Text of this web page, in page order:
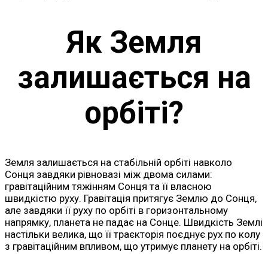
Як Земля
залишається на
орбіті?
Земля залишається на стабільній орбіті навколо
Сонця завдяки рівновазі між двома силами:
гравітаційним тяжінням Сонця та її власною
швидкістю руху. Гравітація притягує Землю до Сонця,
але завдяки її руху по орбіті в горизонтальному
напрямку, планета не падає на Сонце. Швидкість Землі
настільки велика, що її траєкторія поєднує рух по колу
з гравітаційним впливом, що утримує планету на орбіті.